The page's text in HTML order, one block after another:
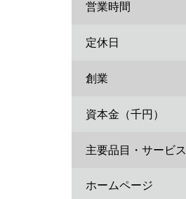
営業時間
定休日
創業
資本金（千円）
主要品目・サービス
ホームページ